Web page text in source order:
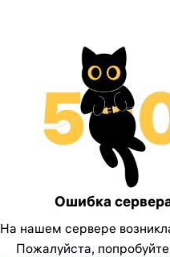
Ошибка
На нашем сервере
Пожалуйста,